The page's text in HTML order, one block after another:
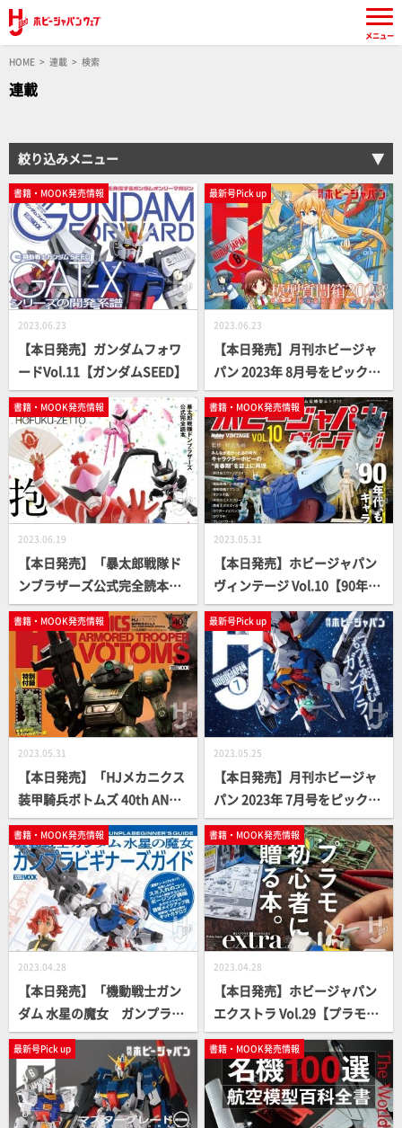
HOME 連載 検索
連載
絞り込みメニュー
書籍・MOOK発売情報
2023.06.23
【本日発売】ガンダムフォワ
ードVol.11【ガンダムSEED】
最新号Pick up
2023.06.23
【本日発売】月刊ホビージャ
パン 2023年 8月号をピックア
ップ！
書籍・MOOK発売情報
2023.06.19
【本日発売】「暴太郎戦隊ド
ンブラザーズ公式完全読本」
【スーパー戦隊】
書籍・MOOK発売情報
2023.05.31
【本日発売】ホビージャパン
ヴィンテージ Vol.10【90年
代】
書籍・MOOK発売情報
2023.05.31
【本日発売】「HJメカニクス
装甲騎兵ボトムズ 40th ANNI
VERSARY SPECIAL」【豪華付
録つき】
最新号Pick up
2023.05.25
【本日発売】月刊ホビージャ
パン 2023年 7月号をピックア
ップ！
書籍・MOOK発売情報
2023.04.28
【本日発売】「機動戦士ガン
ダム 水星の魔女 ガンプラビ
ギナーズガイド」【How T
o】
書籍・MOOK発売情報
2023.04.28
【本日発売】ホビージャパン
エクストラ Vol.29【プラモ初
心者 】
最新号Pick up 書籍・MOOK発売情報
メニュー